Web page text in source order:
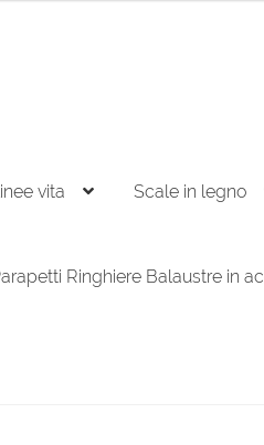
vita Scale in legno
Ringhiere Balaustre in